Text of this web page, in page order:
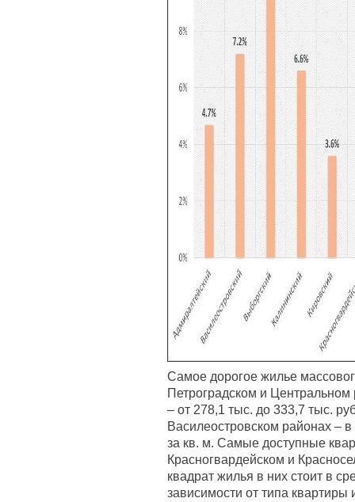
Самое дорогое жилье
Петроградском и Центральном
– от 278,1 тыс. до 333,7 тыс.
Василеостровском районах –
за кв. м. Самые доступные
Красногвардейском и
квадрат жилья в них стоит в
зависимости от типа квартиры